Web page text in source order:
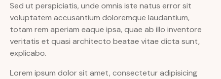
Sed ut perspiciatis, unde omnis iste natus error sit
voluptatem accusantium doloremque laudantium,
totam rem aperiam eaque ipsa, quae ab illo inventore
veritatis et quasi architecto beatae vitae dicta sunt,
explicabo.
Lorem ipsum dolor sit amet, consectetur adipisicing